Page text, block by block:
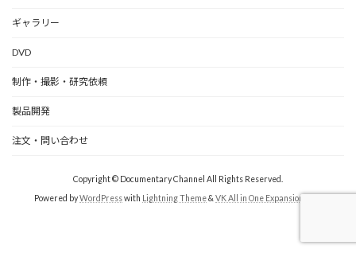
ギャラリー
DVD
制作・撮影・研究依頼
製品開発
注文・問い合わせ
Copyright © Documentary Channel All Rights Reserved.
Powered byWordPresswith Lightning Theme& VK All in One Expansion Unit